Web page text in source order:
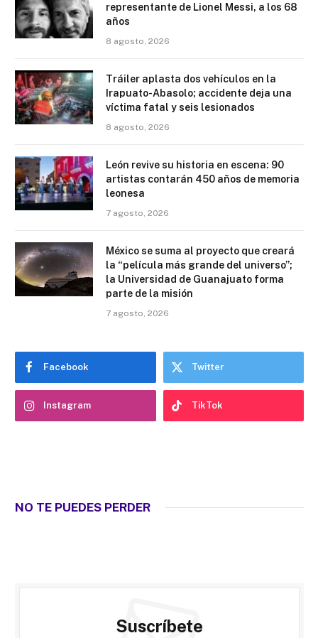
representante de Lionel Messi, a los 68
años
8 agosto, 2026
Tráiler aplasta dos vehículos en la
Irapuato-Abasolo; accidente deja una
víctima fatal y seis lesionados
8 agosto, 2026
León revive su historia en escena: 90
artistas contarán 450 años de memoria
leonesa
7 agosto, 2026
México se suma al proyecto que creará
la “película más grande del universo”;
la Universidad de Guanajuato forma
parte de la misión
7 agosto, 2026
Facebook Twitter
Instagram TikTok
NO TE PUEDES PERDER
Suscríbete